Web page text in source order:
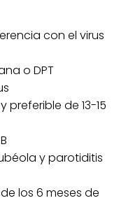
con el virus
o DPT
preferible de 13-15
y parotiditis
los 6 meses de